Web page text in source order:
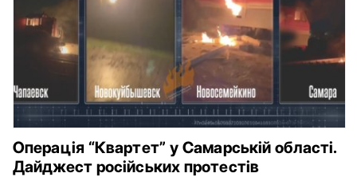
Операція “Квартет” у Самарській області.
Дайджест російських протестів